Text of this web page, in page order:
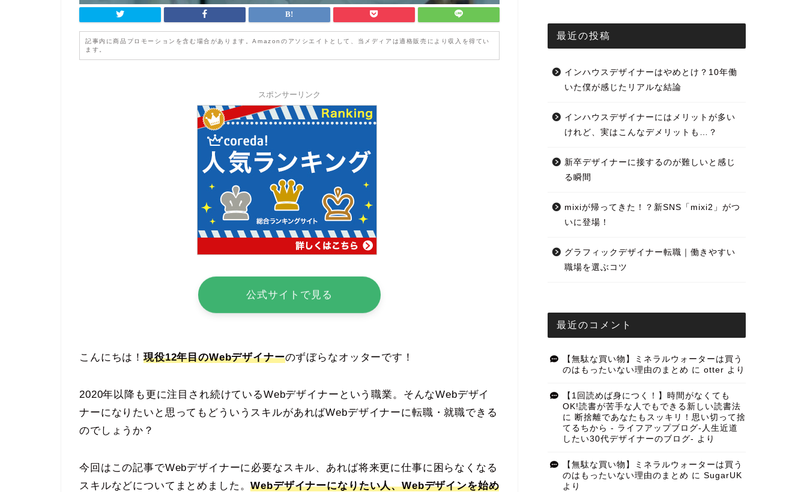
記事内に商品プロモーションを含む場合があります。Amazonのアソシエイトとして、当メディアは適格販売により収入を得てい
ます。
スポンサーリンク
公式サイトで見る
こんにちは！現役12年目のWebデザイナーのずぼらなオッターです！
2020年以降も更に注目され続けているWebデザイナーという職業。そんなWebデザイ
ナーになりたいと思ってもどういうスキルがあればWebデザイナーに転職・就職できる
のでしょうか？
今回はこの記事でWebデザイナーに必要なスキル、あれば将来更に仕事に困らなくなる
スキルなどについてまとめました。Webデザイナーになりたい人、Webデザインを始め
最近の投稿
インハウスデザイナーはやめとけ？10年働
いた僕が感じたリアルな結論
インハウスデザイナーにはメリットが多い
けれど、実はこんなデメリットも…？
新卒デザイナーに接するのが難しいと感じ
る瞬間
mixiが帰ってきた！？新SNS「mixi2」がつ
いに登場！
グラフィックデザイナー転職｜働きやすい
職場を選ぶコツ
最近のコメント
【無駄な買い物】ミネラルウォーターは買う
のはもったいない理由のまとめ に otter より
【1回読めば身につく！】時間がなくても
OK!読書が苦手な人でもできる新しい読書法
に 断捨離であなたもスッキリ！思い切って捨
てるちから - ライフアップブログ-人生近道
したい30代デザイナーのブログ- より
【無駄な買い物】ミネラルウォーターは買う
のはもったいない理由のまとめ に SugarUK
より